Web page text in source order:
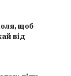
щоб
від